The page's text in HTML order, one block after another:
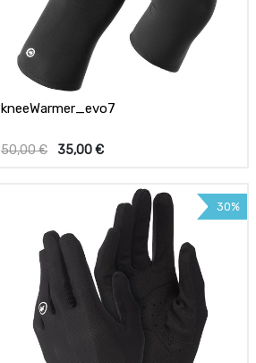
kneeWarmer_evo7
50,00€ 35,00€
30%